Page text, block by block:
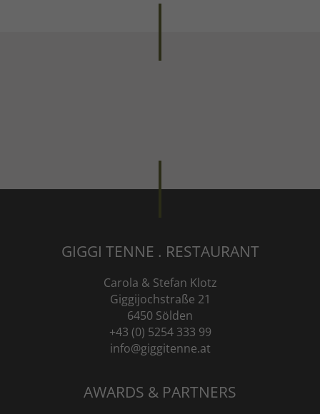
GIGGI TENNE . RESTAURANT
Carola & Stefan Klotz
Giggijochstraße 21
6450 Sölden
+43 (0) 5254 333 99
info@giggitenne.at
AWARDS & PARTNERS